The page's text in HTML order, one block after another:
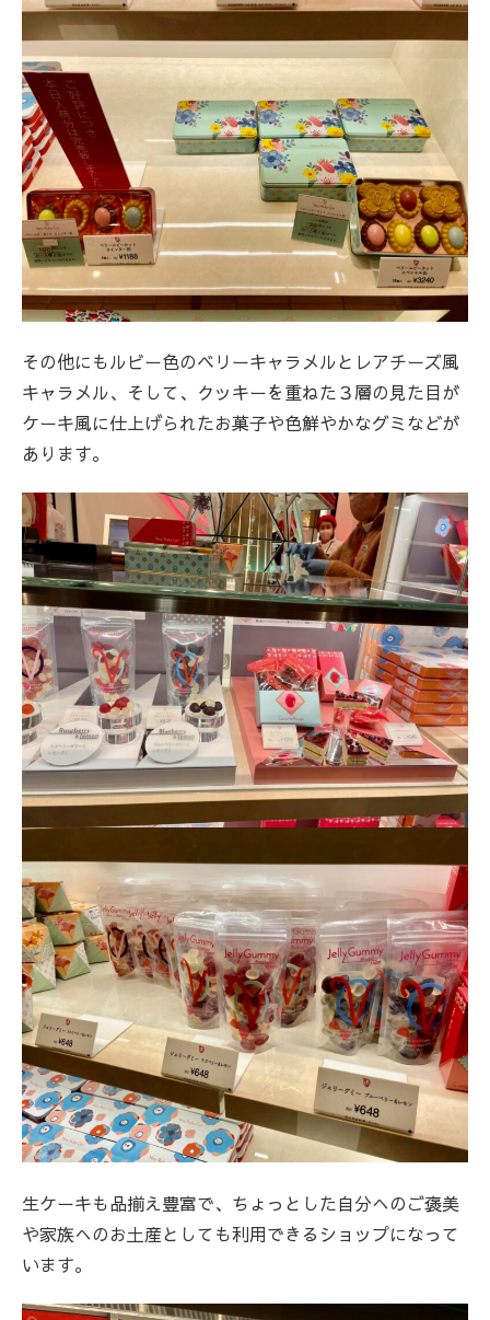
その他にもルビー色のベリーキャラメルとレアチーズ風
キャラメル、そして、クッキーを重ねた３層の見た目が
ケーキ風に仕上げられたお菓子や色鮮やかなグミなどが
あります。
生ケーキも品揃え豊富で、ちょっとした自分へのご褒美
や家族へのお土産としても利用できるショップになって
います。